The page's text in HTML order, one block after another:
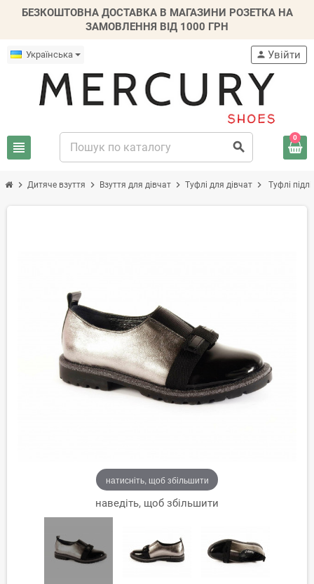
БЕЗКОШТОВНА ДОСТАВКА В МАГАЗИНИ РОЗЕТКА НА
ЗАМОВЛЕННЯ ВІД 1000 ГРН
Українська
view_headline search
person Увійти
0
chevron_right Дитяче взуття chevron_right Взуття для дівчат chevron_right Туфлі для дівчат chevron_right Туфлі
натисніть, щоб збільшити
наведіть, щоб збільшити